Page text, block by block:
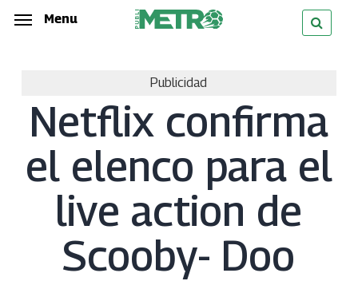
Skip
Menu
Publicidad
Netflix confirma
el elenco para el
live action de
Scooby- Doo
Menu